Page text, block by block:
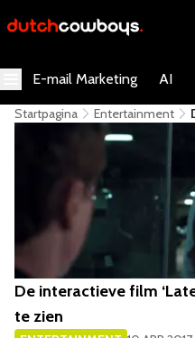
E-mail Marketing AI
Startpagina Entertainment
De interactieve film
te zien